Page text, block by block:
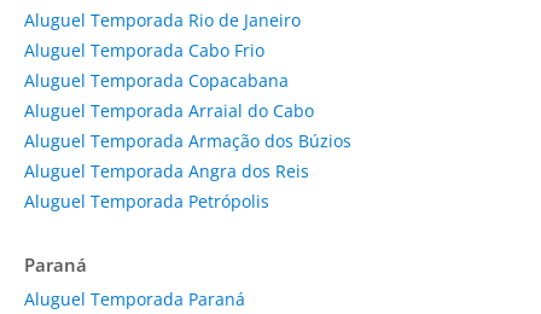
Aluguel Temporada Rio de Janeiro
Aluguel Temporada Cabo Frio
Aluguel Temporada Copacabana
Aluguel Temporada Arraial do Cabo
Aluguel Temporada Armação dos Búzios
Aluguel Temporada Angra dos Reis
Aluguel Temporada Petrópolis
Paraná
Aluguel Temporada Paraná